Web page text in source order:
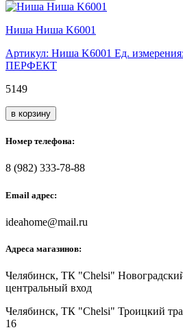
Ниша Ниша K6001
Артикул: Ниша K6001 Ед.
ПЕРФЕКТ
5149
в корзину
Номер телефона:
8 (982) 333-78-88
Email адрес:
ideahome@mail.ru
Адреса магазинов:
Челябинск, ТК "Chelsi"
центральный вход
Челябинск, ТК "Chelsi" Троицкий
16